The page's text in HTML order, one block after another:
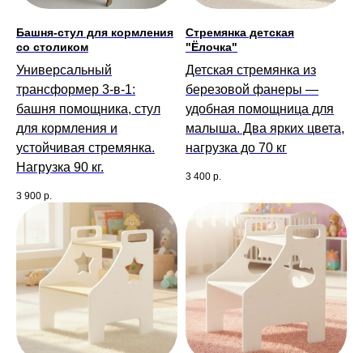
Башня-стул для кормления
со столиком
Универсальный
трансформер 3-в-1:
башня помощника, стул
для кормления и
устойчивая стремянка.
Нагрузка 90 кг.
3 900 р.
Стремянка детская
"Ёлочка"
Детская стремянка из
березовой фанеры —
удобная помощница для
малыша. Два ярких цвета,
нагрузка до 70 кг
3 400 р.